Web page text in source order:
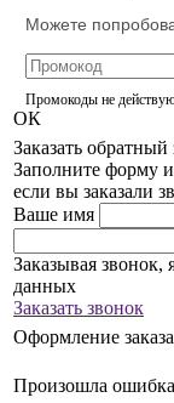
Можете
Промокоды не
ОК
Заказать обратный
Заполните форму
если вы заказали
Ваше имя
Заказывая звонок,
данных
Заказать звонок
Оформление заказа
Произошла